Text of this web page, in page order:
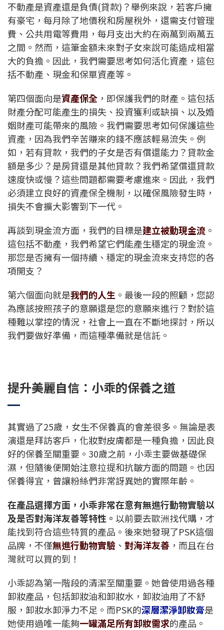
不動產是資產還是負債(貸款)？舉例來說，若客戶擁
有豪宅，每月除了地價稅和房屋稅外，還需支付管理
費、公共用電等費用，每月支出大約在兩萬到兩萬五
之間。然而，這筆金額未來對子女來說可能造成相當
大的負擔。因此，我們需要思考如何活化資產，這包
括不動產、現金和保單資產等。
第四個面向是資產保全 ，即保護我們的財產。這包括
財產分配可能產生的損失、投資獲利或缺損、以及婚
姻財產可能帶來的風險。我們需要思考如何保護這些
資產，因為我們辛苦賺來的錢不應該輕易流失。例
如，若有貸款，我們的子女是否有償還能力？貸款金
額是多少？是房貸還是其他貸款？我們希望償還貸款
速度快或慢？這些問題都需要考慮進來。因此，我們
必須建立良好的資產保全機制，以確保風險發生時，
損失不會擴大影響到下一代。
再談到現金流方面，我們的目標是建立被動現金流 。
這包括不動產，我們希望它們能產生穩定的現金流。
那您是否擁有一個持續、穩定的現金流來支持您的各
項開支？
第六個面向就是我們的人生 。最後一段的照顧，您認
為應該按照孩子的意願還是您的意願來進行？對於這
種難以掌控的情況，社會上一直在不斷地探討，所以
我們要做好準備，而這種準備就是信託。
提升美麗自信：小乖的保養之道
其實過了25歲，女生不保養真的會差很多。無論是表
演還是拜訪客戶，化妝對皮膚都是一種負擔，因此良
好的保養至關重要。30歲之前，小乖主要做基礎保
濕，但隨後便開始注意拉提和抗皺方面的問題。也因
保養得宜，曾讓粉絲們非常訝異她的實際年齡。
在產品選擇方面，小乖非常在意有無進行動物實驗以
及是否對海洋友善等特性。 以前要去歐洲找代購，才
能找到符合這些特質的產品。後來她發現了PSK這個
品牌，不僅無進行動物實驗 、 對海洋友善 ，而且在台
灣就可以買的到！
小乖認為第一階段的清潔至關重要。她曾使用過各種
卸妝產品，包括卸妝油和卸妝水，卸妝油用了不舒
服，卸妝水卸淨力不足。而PSK的深層潔淨卸妝膏是
她使用過唯一能夠一罐滿足所有卸妝需求的產品。